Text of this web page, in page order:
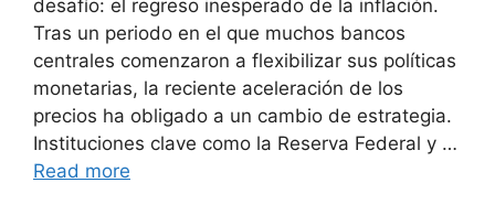
desafío: el regreso inesperado de la inflación.
Tras un periodo en el que muchos bancos
centrales comenzaron a flexibilizar sus políticas
monetarias, la reciente aceleración de los
precios ha obligado a un cambio de estrategia.
Instituciones clave como la Reserva Federal y …
Read more